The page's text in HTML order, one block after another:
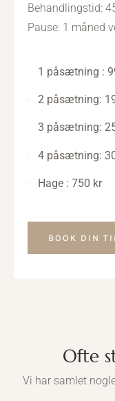
Behandlingstid:
Pause: 1 måned
1 påsætning :
2 påsætning:
3 påsætning:
4 påsætning:
Hage : 750 kr
BOOK DIN
Ofte
Vi har samlet